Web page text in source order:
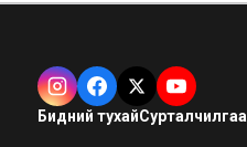
Бидний тухайСурталчилгаа